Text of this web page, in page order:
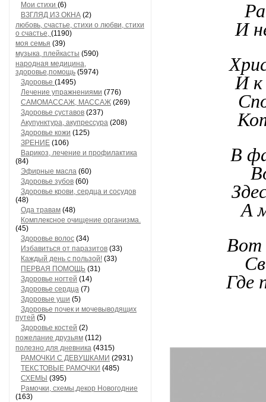
Мои стихи (6)
ВЗГЛЯД ИЗ ОКНА (2)
любовь, счастье, стихи о любви, стихи
о счастье, (1190)
моя семья (39)
музыка, плейкасты (590)
народная медицина,
здоровье,помощь (5974)
Здоровье (1495)
Лечение упражнениями (776)
САМОМАССАЖ, МАССАЖ (269)
Здоровье суставов (237)
Акупунктура, акупрессура (208)
Здоровье кожи (125)
ЗРЕНИЕ (106)
Варикоз, лечение и профилактика
(84)
Эфирные масла (60)
Здоровье зубов (60)
Здоровье крови, сердца и сосудов
(48)
Ода травам (48)
Комплексное очищение организма.
(45)
Здоровье волос (34)
Избавиться от паразитов (33)
Каждый день с пользой! (33)
ПЕРВАЯ ПОМОЩЬ (31)
Здоровье ногтей (14)
Здоровье сердца (7)
Здоровые уши (5)
Здоровье почек и мочевыводящих
путей (5)
Здоровье костей (2)
пожелание друзьям (112)
полезно для дневника (4315)
РАМОЧКИ С ДЕВУШКАМИ (2931)
ТЕКСТОВЫЕ РАМОЧКИ (485)
СХЕМЫ (395)
Рамочки, схемы,декор Новогодние
(163)
И
И к
В
А
Вот
Где